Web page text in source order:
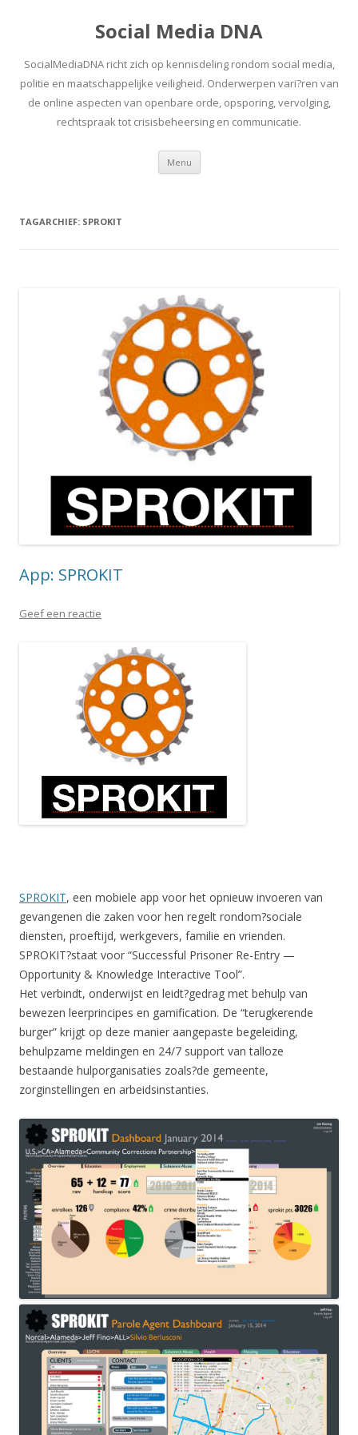
Social Media DNA
SocialMediaDNA richt zich op kennisdeling rondom social media,
politie en maatschappelijke veiligheid. Onderwerpen vari?ren van
de online aspecten van openbare orde, opsporing, vervolging,
rechtspraak tot crisisbeheersing en communicatie.
Menu Spring
inhoud
TAGARCHIEF: SPROKIT
App: SPROKIT
Geef een reactie
SPROKIT, een mobiele app voor het opnieuw invoeren van
gevangenen die zaken voor hen regelt rondom?sociale
diensten, proeftijd, werkgevers, familie en vrienden.
SPROKIT?staat voor “Successful Prisoner Re-Entry —
Opportunity & Knowledge Interactive Tool”.
Het verbindt, onderwijst en leidt?gedrag met behulp van
bewezen leerprincipes en gamification. De “terugkerende
burger” krijgt op deze manier aangepaste begeleiding,
behulpzame meldingen en 24/7 support van talloze
bestaande hulporganisaties zoals?de gemeente,
zorginstellingen en arbeidsinstanties.